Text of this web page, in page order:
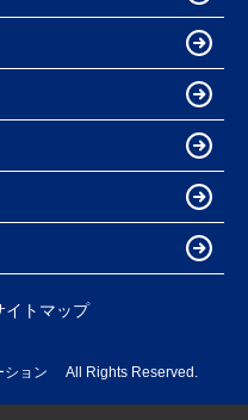
イトマップ
ション All Rights Reserved.